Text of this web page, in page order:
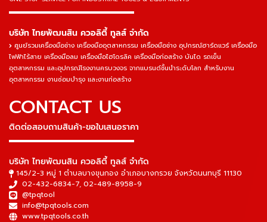
▬▬▬▬▬▬▬▬▬▬▬▬▬▬▬
บริษัท ไทยพัฒนสิน ควอลิตี้ ทูลส์ จำกัด
ศูนย์รวมเครื่องมือช่าง เครื่องมืออุตสาหกรรม เครื่องมือช่าง อุปกรณ์ฮาร์ดแวร์ เครื่องมือ
ไฟฟ้าไร้สาย เครื่องมือลม เครื่องมือไฮโดรลิค เครื่องมือก่อสร้าง บันได รถเข็น
อุตสาหกรรม และอุปกรณ์โรงงานครบวงจร จากแบรนด์ชั้นนำระดับโลก สำหรับงาน
อุตสาหกรรม งานซ่อมบำรุง และงานก่อสร้าง
CONTACT US
ติดต่อสอบถามสินค้า-ขอใบเสนอราคา
▬▬▬▬▬▬▬▬▬▬▬▬▬▬▬
บริษัท ไทยพัฒนสิน ควอลิตี้ ทูลส์ จำกัด
145/2-3 หมู่ 1 ตำบลบางขุนกอง อำเภอบางกรวย จังหวัดนนทบุรี 11130
02-432-6834-7, 02-489-8958-9
@tpqtool
info@tpqtools.com
www.tpqtools.co.th